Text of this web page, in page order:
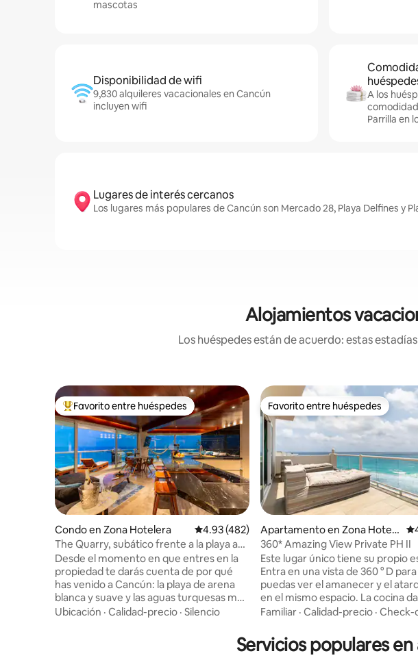
mascotas
Disponibilidad de wifi
9,830 alquileres vacacionales en Cancún
incluyen wifi
A los
Parrilla en
Lugares de interés cercanos
Los lugares más populares de Cancún son Mercado 28, Playa Delfines y
Alojamientos
Los huéspedes están de acuerdo: estas
Favorito entre huéspedes preferido
Favorito entre huéspedes
Condo en Zona Hotelera Calificación promedio: 4.93 de 5, 482 reseñas
4.93 (482)
The Quarry, subático frente a la playa a
150 metros de los clubes
Desde el momento en que entres en la
propiedad te darás cuenta de por qué
has venido a Cancún: la playa de arena
blanca y suave y las aguas turquesas más
hermosas. Porque eso es todo lo que
Ubicación · Calidad-precio · Silencio
Favorito entre huéspedes
Favorito entre huéspedes
Apartamento en Zona Hotele
ra
360* Amazing View Private PH II
Este lugar único tiene su propio
Entra en una vista de 360 ° D
puedas ver el amanecer y el
en el mismo espacio. La cocina
sala de estar con pantalla de
de estar con vistas a la laguna,
cama tamaño queen. Mesa de
Familiar · Calidad-precio · Check-
Servicios populares